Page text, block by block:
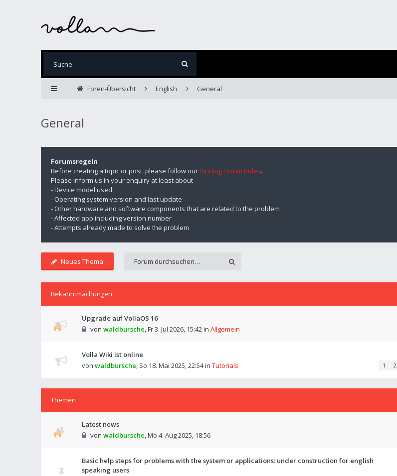
Foren-Übersicht English General
General
Forumsregeln
Before creating a topic or post, please follow ourBinding Forum Rules.
Please inform us in your enquiry at least about
- Device model used
- Operating system version and last update
- Other hardware and software components that are related to the problem
- Affected app including version number
- Attempts already made to solve the problem
Neues Thema
Bekanntmachungen
Upgrade auf VollaOS 16
von waldbursche,Fr 3. Jul 2026, 15:42in Allgemein
Volla Wiki ist online
von waldbursche, So 18. Mai 2025, 22:54in Tutorials 1 2
Themen
Latest news
von waldbursche,Mo 4. Aug 2025, 18:56
Basic help steps for problems with the system or applications: under construction for english
speaking users